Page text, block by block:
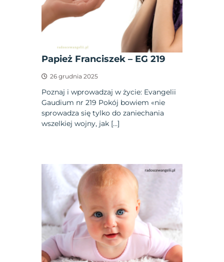
Papież Franciszek – EG 219
26 grudnia 2025
Poznaj i wprowadzaj w życie: Evangelii
Gaudium nr 219 Pokój bowiem «nie
sprowadza się tylko do zaniechania
wszelkiej wojny, jak […]